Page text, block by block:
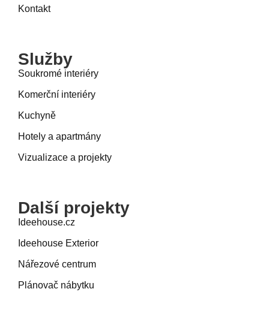
Kontakt
Služby
Soukromé interiéry
Komerční interiéry
Kuchyně
Hotely a apartmány
Vizualizace a projekty
Další projekty
Ideehouse.cz
Ideehouse Exterior
Nářezové centrum
Plánovač nábytku